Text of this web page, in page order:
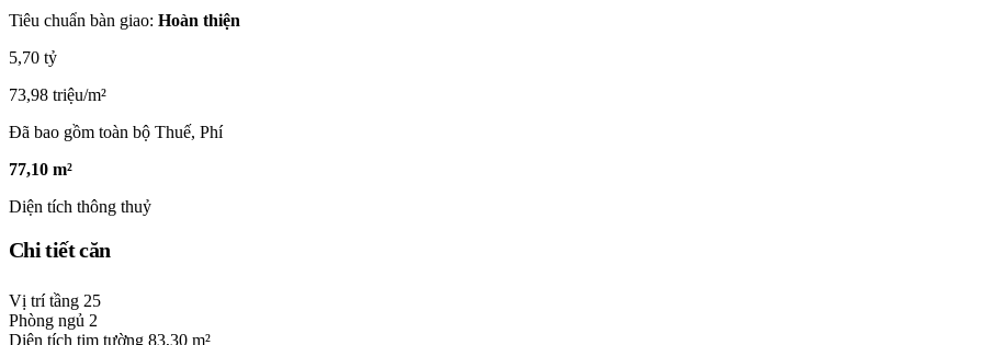
Tiêu chuẩn bàn giao: Hoàn thiện
5,70 tỷ
73,98 triệu/m²
Đã bao gồm toàn bộ Thuế, Phí
77,10 m²
Diện tích thông thuỷ
Chi tiết căn
Vị trí tầng 25
Phòng ngủ 2
Diện tích tim tường 83,30 m²